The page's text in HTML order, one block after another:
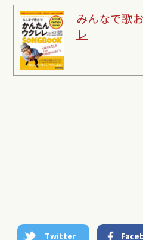
みんなで歌
レ
Twitter